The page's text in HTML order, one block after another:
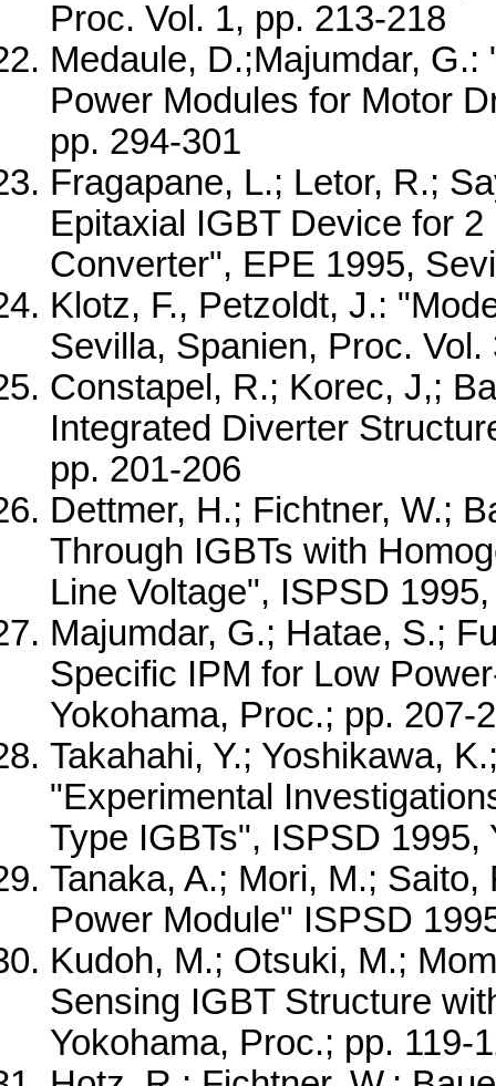
Proc. Vol. 1, pp. 213-218
Medaule, D.;Majumdar,
Power Modules for Motor
pp. 294-301
Fragapane, L.; Letor, R.;
Epitaxial IGBT Device for
Converter", EPE 1995,
Klotz, F., Petzoldt, J.:
Sevilla, Spanien, Proc. Vol.
Constapel, R.; Korec, J,;
Integrated Diverter
pp. 201-206
Dettmer, H.; Fichtner, W.;
Through IGBTs with
Line Voltage", ISPSD
Majumdar, G.; Hatae, S.;
Specific IPM for Low
Yokohama, Proc.; pp. 207-
Takahahi, Y.; Yoshikawa,
"Experimental
Type IGBTs", ISPSD
Tanaka, A.; Mori, M.;
Power Module" ISPSD
Kudoh, M.; Otsuki, M.;
Sensing IGBT Structure
Yokohama, Proc.; pp. 119-